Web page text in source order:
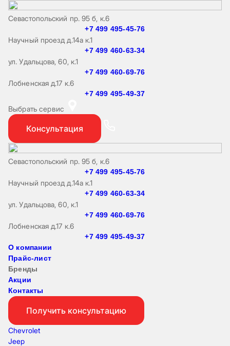
Севастопольский пр. 95 б, к.6
+7 499 495-45-76
Научный проезд д.14а к.1
+7 499 460-63-34
ул. Удальцова, 60, к.1
+7 499 460-69-76
Лобненская д.17 к.6
+7 499 495-49-37
Выбрать сервис
Консультация
Севастопольский пр. 95 б, к.6
+7 499 495-45-76
Научный проезд д.14а к.1
+7 499 460-63-34
ул. Удальцова, 60, к.1
+7 499 460-69-76
Лобненская д.17 к.6
+7 499 495-49-37
О компании
Прайс-лист
Бренды
Акции
Контакты
Получить консультацию
Chevrolet
Jeep